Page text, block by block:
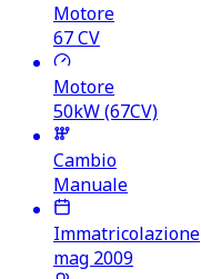
Motore
67CV
Motore
50kW (67CV)
Cambio
Manuale
Immatricolazione
mag 2009